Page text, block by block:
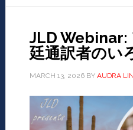
JLD Webinar:
廷通訳者のい
MARCH 13, 2026BY AUDRA